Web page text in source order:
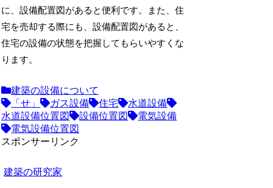
に、設備配置図があると便利です。また、住
宅を売却する際にも、設備配置図があると、
住宅の設備の状態を把握してもらいやすくな
ります。
建築の設備について
「せ」
ガス設備 住宅
水道設備
水道設備位置図
設備位置図
電気設備
電気設備位置図
スポンサーリンク
建築の研究家